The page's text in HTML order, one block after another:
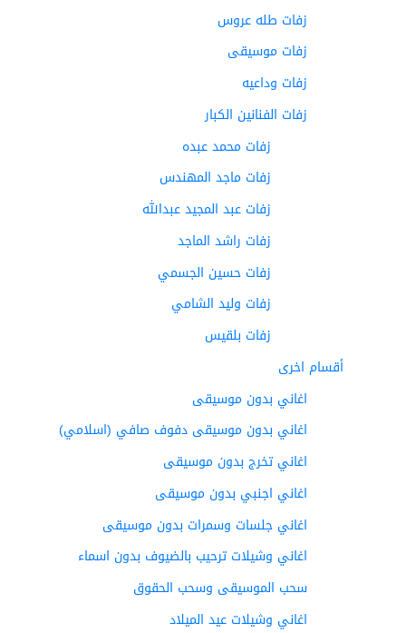
زفات طله عروس
زفات موسيقى
زفات وداعيه
زفات الفنانين الكبار
زفات محمد عبده
زفات ماجد المهندس
زفات عبد المجيد عبدالله
زفات راشد الماجد
زفات حسين الجسمي
زفات وليد الشامي
زفات بلقيس
أقسام اخرى
اغاني بدون موسيقى
اغاني بدون موسيقى دفوف صافي (اسلامي)
اغاني تخرج بدون موسيقى
اغاني اجنبي بدون موسيقى
اغاني جلسات وسمرات بدون موسيقى
اغاني وشيلات ترحيب بالضيوف بدون اسماء
سحب الموسيقى وسحب الحقوق
اغاني وشيلات عيد الميلاد